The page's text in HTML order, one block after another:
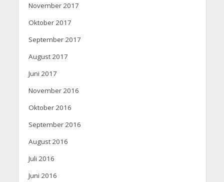
November 2017
Oktober 2017
September 2017
August 2017
Juni 2017
November 2016
Oktober 2016
September 2016
August 2016
Juli 2016
Juni 2016